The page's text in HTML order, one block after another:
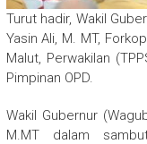
t
e
r
a
Turut hadir, Wakil
Yasin Ali, M. MT,
Malut, Perwakilan
Pimpinan OPD.
Wakil Gubernur
M.MT dalam